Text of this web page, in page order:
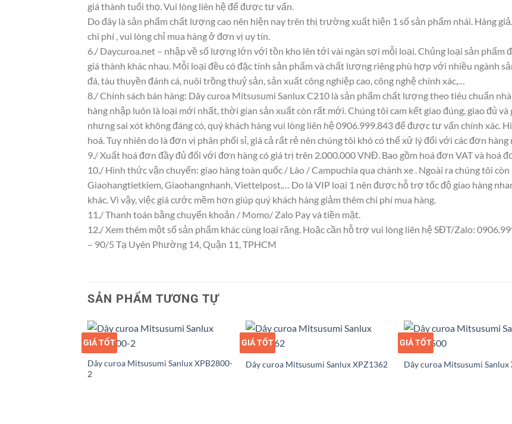
giá thành tuổi thọ. Vui lòng liên hệ để được tư vấn.
Do đây là sản phẩm chất lượng cao nên hiện nay trên thị trường xuất hiện 1 số sản phẩm nhái. Hàng
chi phí , vui lòng chỉ mua hàng ở đơn vị uy tín.
6./ Daycuroa.net – nhập về số lượng lớn với tồn kho lên tới vài ngàn sợi mỗi loại. Chủng loại sản
giá thành khác nhau. Mỗi loại đều có đặc tính sản phẩm và chất lượng riêng phù hợp với nhiều ngành
đá, tàu thuyền đánh cá, nuôi trồng thuỷ sản, sản xuất công nghiệp cao, công nghệ chính xác,…
8./ Chính sách bán hàng: Dây curoa Mitsusumi Sanlux C210 là sản phẩm chất lượng theo tiêu chuẩn
hàng nhập luôn là loại mới nhất, thời gian sản xuất còn rất mới. Chúng tôi cam kết giao đúng, giao đủ
nhưng sai xót không đáng có, quý khách hàng vui lòng liên hệ 0906.999.843 để được tư vấn chính xác.
hoá. Tuy nhiên do là đơn vị phân phối sỉ, giá cả rất rẻ nên chúng tôi khó có thể xử lý đổi với các đơn hàng
9./ Xuất hoá đơn đầy đủ đối với đơn hàng có giá trị trên 2.000.000 VNĐ. Bao gồm hoá đơn VAT và hoá
10./ Hình thức vận chuyển: giao hàng toàn quốc / Lào / Campuchia qua chành xe . Ngoài ra chúng tôi
Giaohangtietkiem, Giaohangnhanh, Viettelpost,… Do là VIP loại 1 nên được hỗ trợ tốc độ giao hàng
khác. Vì vậy, việc giá cước mềm hơn giúp quý khách hàng giảm thêm chi phí mua hàng.
11./ Thanh toán bằng chuyển khoản / Momo/ Zalo Pay và tiền mặt.
12./ Xem thêm một số sản phẩm khác cùng loại răng. Hoặc cần hỗ trợ vui lòng liên hệ SĐT/Zalo:
– 90/5 Tạ Uyên Phường 14, Quận 11, TPHCM
SẢN PHẨM TƯƠNG TỰ
GIÁ SỈ
GIÁ TỐT
Dây curoa Mitsusumi Sanlux XPB2800-
2
GIÁ SỈ
GIÁ TỐT
Dây curoa Mitsusumi Sanlux XPZ1362
GIÁ SỈ
GIÁ TỐT
Dây curoa Mitsusumi Sanlux